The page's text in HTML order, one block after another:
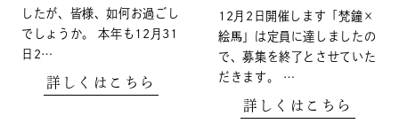
したが、皆様、如何お過ごし
でしょうか。 本年も12月31
日2…
詳しくはこちら
12月2日開催します「梵鐘×
絵馬」は定員に達しましたの
で、募集を終了とさせていた
だきます。 …
詳しくはこちら